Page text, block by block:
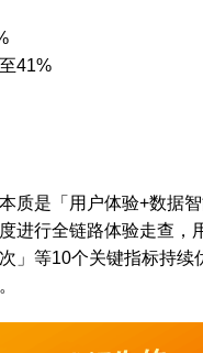
41%
质是「用户体验+数据
进行全链路体验走查，
」等10个关键指标持续